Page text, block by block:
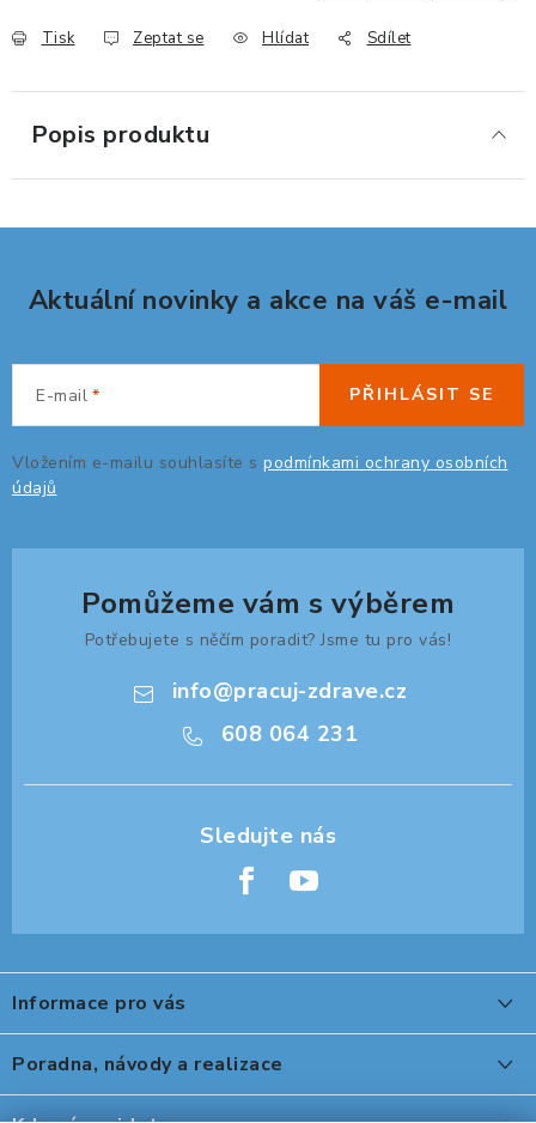
BEDERNÍ A KRČNÍ OPĚRKY
VÝSUVY A DRŽÁKY NA KLÁVESNICI
DRŽÁKY LCD MONITORŮ A TV
ORGANIZACE KABELŮ
STOJANY NA DOKUMENTY
KANCELÁŘSKÉ POTŘEBY
SCHRÁNKY NA KLÍČE A LÉKY
DESIGN A STYL V KANCELÁŘI
Tisk Zeptat se Hlídat Sdílet
Popis produktu
Aktuální novinky a akce na váš e-mail
E-mail
Vložením e-mailu souhlasíte s podmínkami ochrany osobních
údajů
PŘIHLÁSIT SE
Pomůžeme vám s výběrem
Potřebujete s něčím poradit? Jsme tu pro vás!
info@pracuj-zdrave.cz
608 064 231
á
p
a
Informace pro vás
Reklamace, výměna a vrácení
Poradna, návody a realizace
Peter Legwood tepelná úprava obuvi